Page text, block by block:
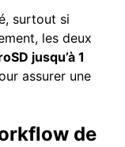
surtout si
les deux
jusqu’à 1
assurer une
de